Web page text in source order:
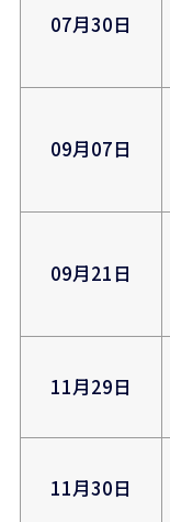
07月30日
09月07日
09月21日
11月29日
11月30日